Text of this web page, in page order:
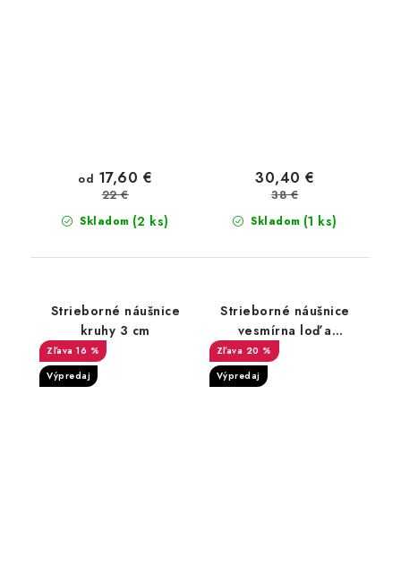
Skladom (2 ks)
od 17,60 €
22 €
Skladom (1 ks)
30,40 €
38 €
Strieborné náušnice
kruhy 3 cm
16 %
Výpredaj
Strieborné náušnice
vesmírna loď a
astronaut
20 %
Výpredaj